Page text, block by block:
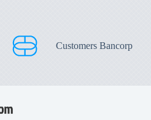
Customers Bancorp